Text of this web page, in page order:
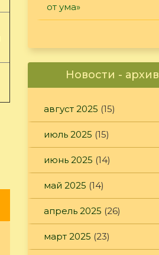
от ума»
Новости - архив
август 2025 (15)
июль 2025 (15)
июнь 2025 (14)
май 2025 (14)
апрель 2025 (26)
март 2025 (23)